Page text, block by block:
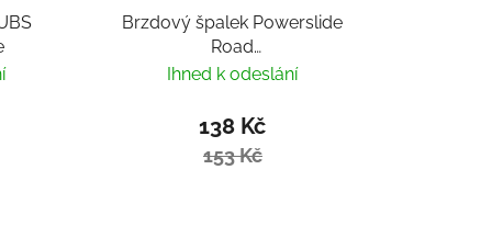
Brzdový špalek Powerslide
Road
Hog/UBS/Urban/Megacruiser
Ihned k odeslání
138 Kč
153 Kč